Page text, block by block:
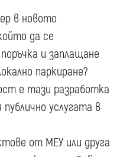
в новото
да се
и заплащане
паркиране?
е тази разработка
услугата в
от МЕУ или друга